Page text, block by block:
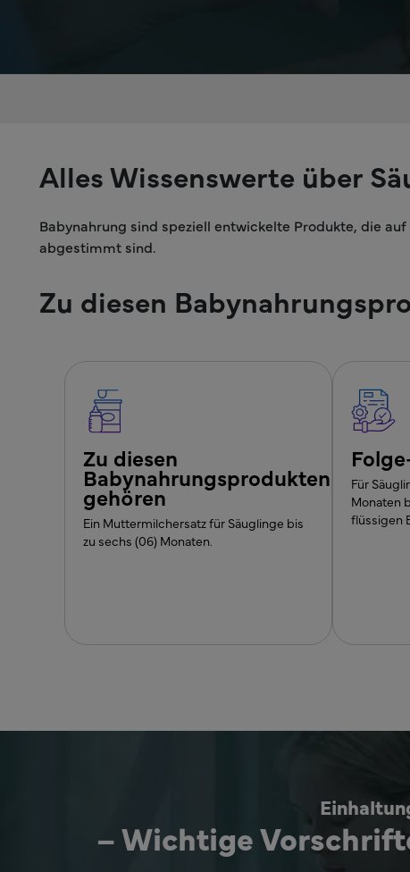
Alles Wissenswerte über
Babynahrung sind speziell entwickelte Produkte, die
abgestimmt sind.
Zu diesen
Zu diesen
Babynahrungsprodukten
gehören
Ein Muttermilchersatz für Säuglinge bis
zu sechs (06) Monaten.
Für
Monaten
flüssigen
– Wichtige